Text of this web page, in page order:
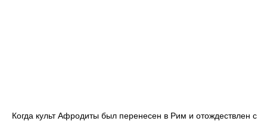
Когда культ Афродиты был перенесен в Рим и отождествлен с